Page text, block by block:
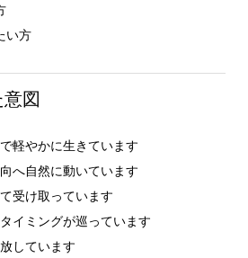
い方
図
軽やかに生きています
へ自然に動いています
受け取っています
イミングが巡っています
しています